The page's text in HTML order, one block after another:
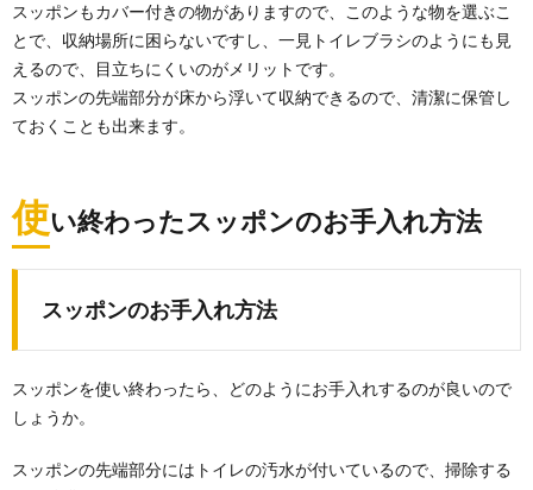
スッポンもカバー付きの物がありますので、このような物を選ぶこ
とで、収納場所に困らないですし、一見トイレブラシのようにも見
えるので、目立ちにくいのがメリットです。
スッポンの先端部分が床から浮いて収納できるので、清潔に保管し
ておくことも出来ます。
使い終わったスッポンのお手入れ方法
スッポンのお手入れ方法
スッポンを使い終わったら、どのようにお手入れするのが良いので
しょうか。
スッポンの先端部分にはトイレの汚水が付いているので、掃除する